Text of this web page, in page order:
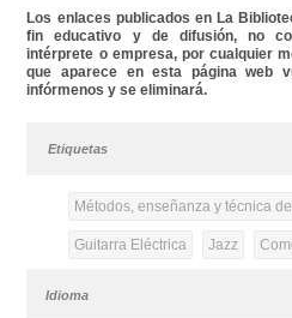
Los enlaces publicados en La
fin educativo y de difusión, no
intérprete o empresa, por cualquier
que aparece en esta página web
infórmenos y se eliminará.
Etiquetas
Métodos, enseñanza y técnica
Guitarra Eléctrica Jazz
Idioma